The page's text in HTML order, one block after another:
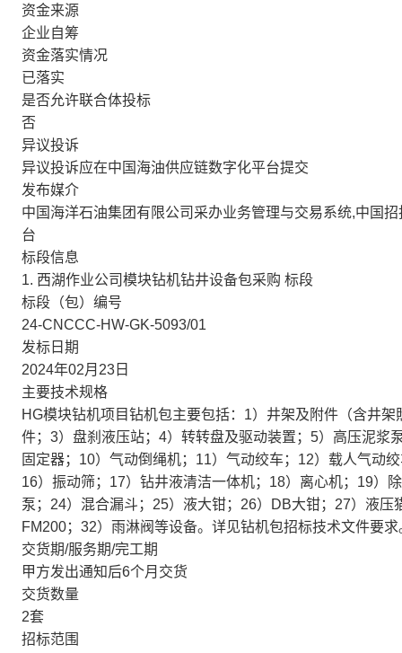
资金来源
企业自筹
资金落实情况
已落实
是否允许联合体投标
否
异议投诉
异议投诉应在中国海油供应链数字化平台提交
发布媒介
中国海洋石油集团有限公司采办业务管理与交易系统,中国
台
标段信息
1. 西湖作业公司模块钻机钻井设备包采购 标段
标段（包）编号
24-CNCCC-HW-GK-5093/01
发标日期
2024年02月23日
主要技术规格
HG模块钻机项目钻机包主要包括：1）井架及附件（含井
件；3）盘刹液压站；4）转转盘及驱动装置；5）高压泥浆
固定器；10）气动倒绳机；11）气动绞车；12）载人气动
16）振动筛；17）钻井液清洁一体机；18）离心机；19）
泵；24）混合漏斗；25）液大钳；26）DB大钳；27）液
FM200；32）雨淋阀等设备。详见钻机包招标技术文件要求
交货期/服务期/完工期
甲方发出通知后6个月交货
交货数量
2套
招标范围